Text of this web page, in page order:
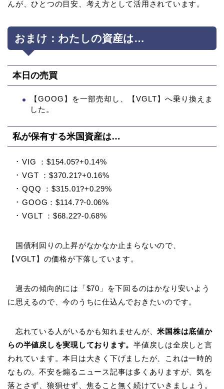
んが、ひとつの目安、考え方として活用されています。
おまけ：わたしの資産は…
本日の売買
【GOOG】を一部売却し、【VGLT】へ乗り換えま
した。
私が保有する米国資産は…
･ VIG ：$154.05?+0.14%
･ VGT ：$370.21?+0.16%
･ QQQ ：$315.01?+0.29%
･ GOOG：$114.7?-0.06%
･ VGLT ：$68.22?-0.68%
国債利回りの上昇がなかなか止まらないので、
【VGLT】の価格が下落しています。
過去の傾向的には「$70」を下回るのはかなり安いよう
に思えるので、今のうちに仕込んでおきたいのです。
忘れている人がいるかも知れませんが、米国株は底値か
らの半値戻しを実現しております。半値戻しは全戻しと言
われています。本日は大きく下げましたが、これは一時的
なもの。不安を煽るニュース記事は多くありますが、気を
落とさず、狼狽せず、焦ること無く続けていきましょう。